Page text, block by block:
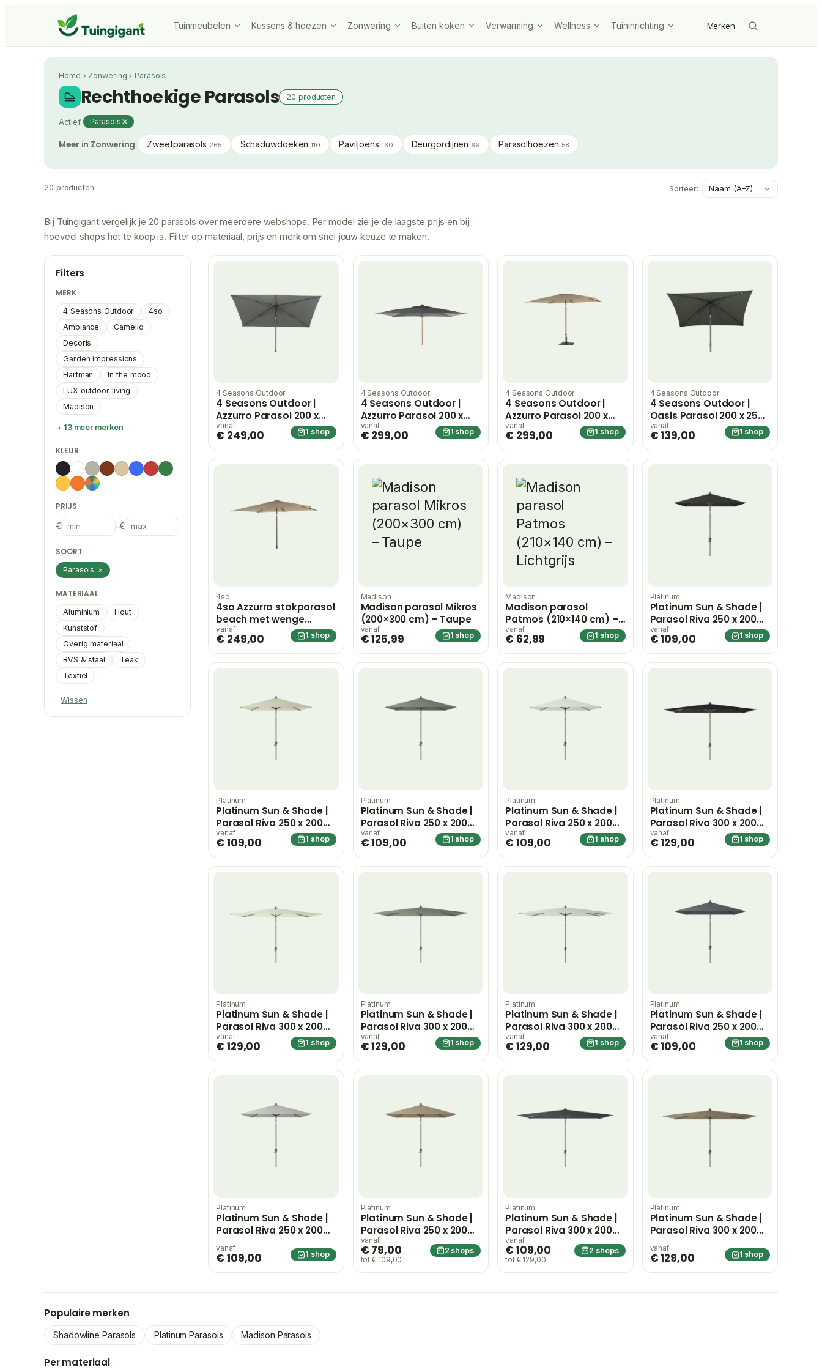
Tuinmeubelen Kussens & hoezen Zonwering Buiten koken Verwarming Wellness Tuininrichting Merken
Home › Zonwering › Parasols
Rechthoekige Parasols 20 producten
Actief: Parasols
Meer in Zonwering Zweefparasols 265 Schaduwdoeken110 Paviljoens 160 Deurgordijnen 69 Parasolhoezen 58
20 producten Sorteer:
Bij Tuingigant vergelijk je 20 parasols over meerdere webshops. Per model zie je de laagste prijs en bij
hoeveel shops het te koop is. Filter op materiaal, prijs en merk om snel jouw keuze te maken.
Filters
MERK
4 Seasons Outdoor
4so
Ambiance
Camello
Decoris
Garden impressions
Hartman
In the mood
LUX outdoor living
Madison
+ 13 meer merken
KLEUR
PRIJS
€ –€
SOORT
Parasols ×
MATERIAAL
Aluminium
Hout
Kunststof
Overig materiaal
RVS & staal
Teak
Textiel
Wissen
4 Seasons Outdoor
4 Seasons Outdoor |
Azzurro Parasol 200 x
300 cm | Charcoal
vanaf
€ 249,00 1 shop
4 Seasons Outdoor
4 Seasons Outdoor |
Azzurro Parasol 200 x
300 cm | Houtlook-
Charcoal
vanaf
€ 299,00 1 shop
4 Seasons Outdoor
4 Seasons Outdoor |
Azzurro Parasol 200 x
300 cm | Wenge Frame
Beach
vanaf
€ 299,00 1 shop
4 Seasons Outdoor
4 Seasons Outdoor |
Oasis Parasol 200 x 250
cm | Antraciet
vanaf
€ 139,00 1 shop
4so
4so Azzurro stokparasol
beach met wenge
houtlook frame 200 x
300 cm – hout
vanaf
€ 249,00 1 shop
Madison
Madison parasol Mikros
(200×300 cm) – Taupe
vanaf
€ 125,99 1 shop
Madison
Madison parasol
Patmos (210×140 cm) –
Lichtgrijs
vanaf
€ 62,99 1 shop
Platinum
Platinum Sun & Shade |
Parasol Riva 250 x 200
cm | Black
vanaf
€ 109,00 1 shop
Platinum
Platinum Sun & Shade |
Parasol Riva 250 x 200
cm | Ecru
vanaf
€ 109,00 1 shop
Platinum
Platinum Sun & Shade |
Parasol Riva 250 x 200
cm | Olijfgroen
vanaf
€ 109,00 1 shop
Platinum
Platinum Sun & Shade |
Parasol Riva 250 x 200
cm | Wit
vanaf
€ 109,00 1 shop
Platinum
Platinum Sun & Shade |
Parasol Riva 300 x 200
cm | Black
vanaf
€ 129,00 1 shop
Platinum
Platinum Sun & Shade |
Parasol Riva 300 x 200
cm | Ecru
vanaf
€ 129,00 1 shop
Platinum
Platinum Sun & Shade |
Parasol Riva 300 x 200
cm | Olijfgroen
vanaf
€ 129,00 1 shop
Platinum
Platinum Sun & Shade |
Parasol Riva 300 x 200
cm | Wit
vanaf
€ 129,00 1 shop
Platinum
Platinum Sun & Shade |
Parasol Riva 250 x 200
cm | Antraciet
vanaf
€ 109,00 1 shop
Platinum
Platinum Sun & Shade |
Parasol Riva 250 x 200
cm | Lichtgrijs
vanaf
€ 109,00 1 shop
Platinum
Platinum Sun & Shade |
Parasol Riva 250 x 200
cm | Taupe
vanaf
€ 79,00
tot € 109,00
2 shops
Platinum
Platinum Sun & Shade |
Parasol Riva 300 x 200
cm | Antraciet
vanaf
€ 109,00
tot € 129,00
2 shops
Platinum
Platinum Sun & Shade |
Parasol Riva 300 x 200
cm | Taupe
vanaf
€ 129,00 1 shop
Populaire merken
Shadowline Parasols Platinum Parasols Madison Parasols
Per materiaal